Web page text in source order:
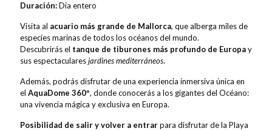
Duración:Día entero
Visita al acuario más grande de Mallorca, que alberga miles de
especies marinas de todos los océanos del mundo.
Descubrirás el tanque de tiburones más profundo de Europay
sus espectacularesjardines mediterráneos.
Además, podrás disfrutar de una experiencia inmersiva única en
el AquaDome 360º, donde conocerás a los gigantes del Océano:
una vivencia mágica y exclusiva en Europa.
Posibilidad de salir y volver a entrarpara disfrutar de la Playa